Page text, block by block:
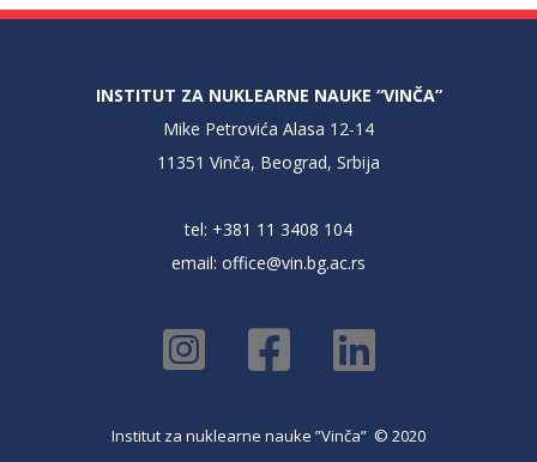
INSTITUT ZA NUKLEARNE NAUKE “VINČA”
Mike Petrovića Alasa 12-14
11351 Vinča, Beograd, Srbija
tel: +381 11 3408 104
email: office@vin.bg.ac.rs
Institut za nuklearne nauke ”Vinča” © 2020